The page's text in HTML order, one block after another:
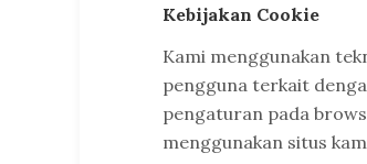
Kebijakan Cookie
Kami menggunakan
pengguna terkait
pengaturan pada
menggunakan situs